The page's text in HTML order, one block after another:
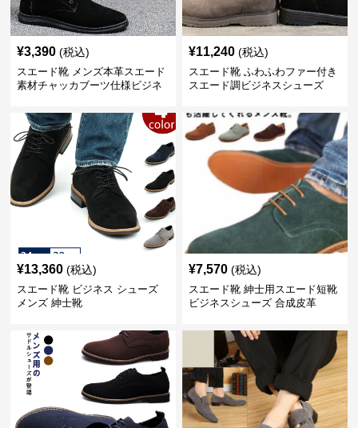
¥3,390 (税込)
スエード靴 メンズ本革スエード
素材チャッカブーツ仕様ビジネ
¥11,240 (税込)
スエード靴 ふわふわファー付き
スエード調ビジネスシューズ
¥13,360 (税込)
スエード靴 ビジネス シューズ
メンズ 紳士靴
¥7,570 (税込)
スエード靴 紳士用スエード短靴
ビジネスシューズ 合成皮革